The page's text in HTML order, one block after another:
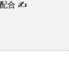
配合 ✍